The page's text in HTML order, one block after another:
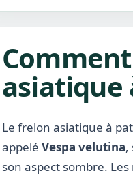
asiatique
Le frelon asiatique à
appelé Vespa velutina,
son aspect sombre.